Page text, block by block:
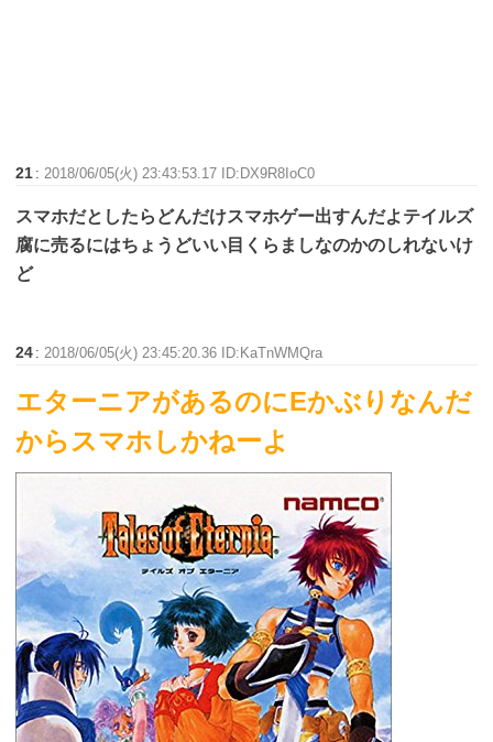
21 :2018/06/05(火) 23:43:53.17 ID:DX9R8IoC0
スマホだとしたらどんだけスマホゲー出すんだよテイルズ
腐に売るにはちょうどいい目くらましなのかのしれないけ
ど
24 :2018/06/05(火) 23:45:20.36 ID:KaTnWMQra
エターニアがあるのにEかぶりなんだ
からスマホしかねーよ